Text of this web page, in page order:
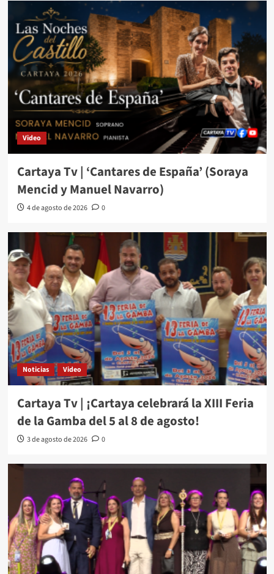
Video
Cartaya Tv | ‘Cantares de España’ (Soraya
Mencid y Manuel Navarro)
4 de agosto de 2026 0
Noticias Video
Cartaya Tv | ¡Cartaya celebrará la XIII Feria
de la Gamba del 5 al 8 de agosto!
3 de agosto de 2026 0